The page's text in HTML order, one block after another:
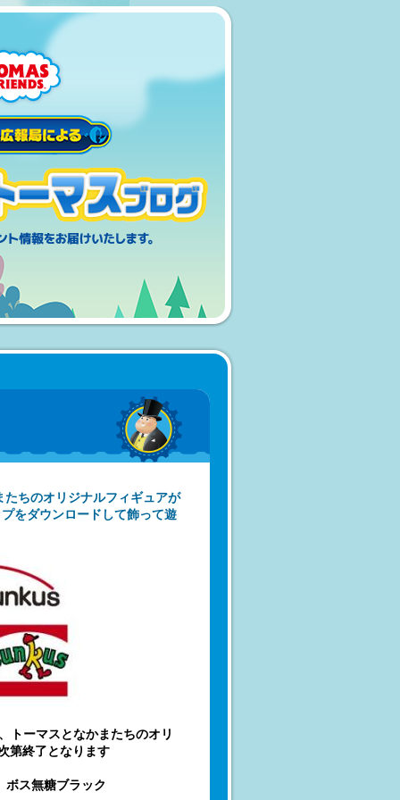
ちのオリジナルフィギュアが
をダウンロードして飾って遊
トーマスとなかまたちのオリ
第終了となります
ボス無糖ブラック